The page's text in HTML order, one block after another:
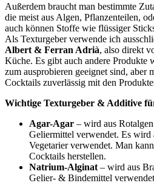
Außerdem braucht man bestimmte
die meist aus Algen, Pflanzenteilen,
auch können Stoffe wie flüssiger
Als Texturgeber verwende ich
Albert & Ferran Adrià, also direkt
Küche. Es gibt auch andere Produkte
zum ausprobieren geeignet sind, aber
Cocktails zuverlässig mit den
Wichtige Texturgeber & Additive
Agar-Agar – wird aus
Geliermittel verwendet. Es wird
Vegetarier verwendet. Man
Cocktails herstellen.
Natrium-Alginat – wird aus
Gelier- & Bindemittel